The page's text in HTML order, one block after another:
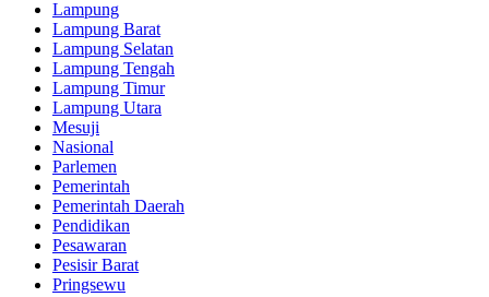
Lampung
Lampung Barat
Lampung Selatan
Lampung Tengah
Lampung Timur
Lampung Utara
Mesuji
Nasional
Parlemen
Pemerintah
Pemerintah Daerah
Pendidikan
Pesawaran
Pesisir Barat
Pringsewu